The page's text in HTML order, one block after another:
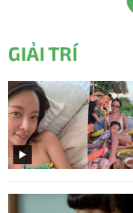
GIẢI TRÍ